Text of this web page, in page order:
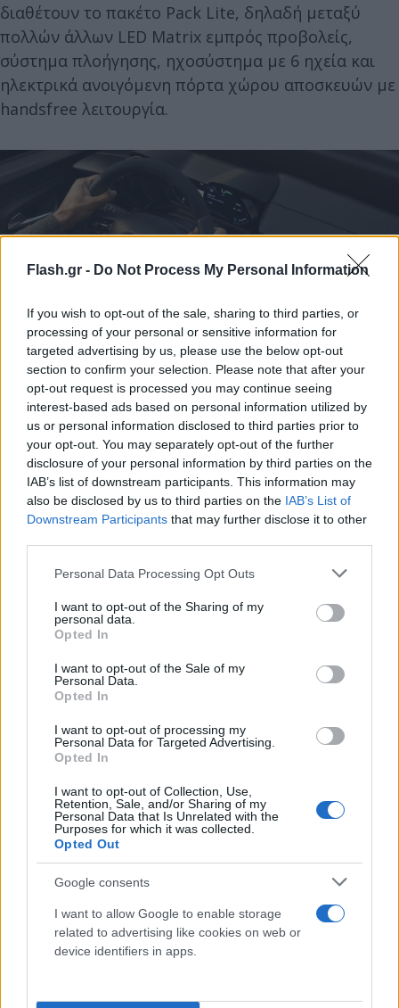
Flash.gr - Do Not Process My Personal Information
If you wish to opt-out of the sale, sharing to third parties, or
processing of your personal or sensitive information for
targeted advertising by us, please use the below opt-out
section to confirm your selection. Please note that after your
opt-out request is processed you may continue seeing
interest-based ads based on personal information utilized by
us or personal information disclosed to third parties prior to
your opt-out. You may separately opt-out of the further
disclosure of your personal information by third parties on the
IAB’s list of downstream participants. This information may
also be disclosed by us to third parties on the IAB’s List of
Downstream Participants that may further disclose it to other
Please note that this website/app uses one or more Google
not limited to your visit or usage behaviour. You may click to
grant or deny consent to Google and its third-party tags to
use your data for below specified purposes in below Google
consent section.
Personal Data Processing Opt Outs
I want to opt-out of the Sharing of my
personal data.
Opted In
I want to opt-out of the Sale of my
Personal Data.
Opted In
I want to opt-out of processing my
Personal Data for Targeted Advertising.
Opted In
I want to opt-out of Collection, Use,
Retention, Sale, and/or Sharing of my
Personal Data that Is Unrelated with the
Purposes for which it was collected.
Opted Out
Google consents
I want to allow Google to enable storage
related to advertising like cookies on web or
device identifiers in apps.
διαθέτουν το πακέτο Pack Lite, δηλαδή μεταξύ
πολλών άλλων LED Matrix εμπρός προβολείς,
σύστημα πλοήγησης, ηχοσύστημα με 6 ηχεία και
ηλεκτρικά ανοιγόμενη πόρτα χώρου αποσκευών με
handsfree λειτουργία.
Διευρύνοντας προς τα πάνω τις επιλογές των
αγοραστών της Junior Ibrida, η ειδική έκδοση
Intensa περιλαμβάνει πρακτικά ό,τι μπορεί να
ζητήσει κάποιος. Παράλληλα προσθέτει αισθητικές
λεπτομέρειες που τονίζουν ακόμα περισσότερο το
DNA της μάρκας και κάνουν διαφορά από
οποιοδήποτε άλλο μοντέλο της κατηγορίας.